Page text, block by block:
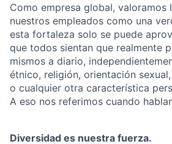
Como empresa global, valoramos
nuestros empleados como una
esta fortaleza solo se puede
que todos sientan que realmente
mismos a diario,
étnico, religión, orientación
o cualquier otra característica
A eso nos referimos cuando
Diversidad es nuestra fuerza.